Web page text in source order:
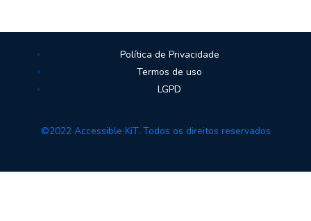
Política de Privacidade
Termos de uso
LGPD
©2022 Accessible KiT. Todos os direitos reservados